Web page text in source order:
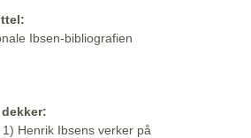
Ibsen-bibliografien
Henrik Ibsens verker på